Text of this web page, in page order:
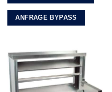
ANFRAGE BYPASS